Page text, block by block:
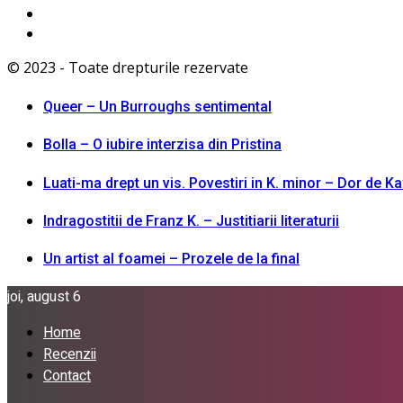
© 2023 - Toate drepturile rezervate
Queer – Un Burroughs sentimental
Bolla – O iubire interzisa din Pristina
Luati-ma drept un vis. Povestiri in K. minor – Dor de
Indragostitii de Franz K. – Justitiarii literaturii
Un artist al foamei – Prozele de la final
joi, august 6
Home
Recenzii
Contact